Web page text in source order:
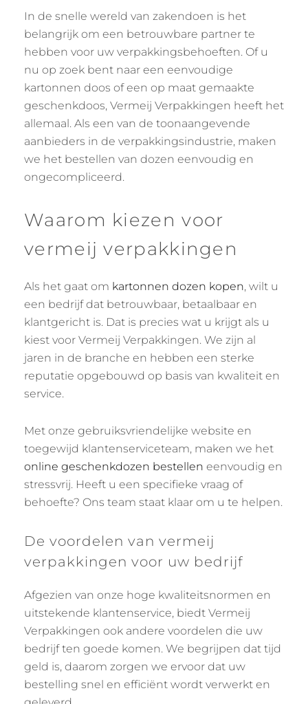
In de snelle wereld van zakendoen is het
belangrijk om een betrouwbare partner te
hebben voor uw verpakkingsbehoeften. Of u
nu op zoek bent naar een eenvoudige
kartonnen doos of een op maat gemaakte
geschenkdoos, Vermeij Verpakkingen heeft het
allemaal. Als een van de toonaangevende
aanbieders in de verpakkingsindustrie, maken
we het bestellen van dozen eenvoudig en
ongecompliceerd.
Waarom kiezen voor
vermeij verpakkingen
Als het gaat om kartonnen dozen kopen, wilt u
een bedrijf dat betrouwbaar, betaalbaar en
klantgericht is. Dat is precies wat u krijgt als u
kiest voor Vermeij Verpakkingen. We zijn al
jaren in de branche en hebben een sterke
reputatie opgebouwd op basis van kwaliteit en
service.
Met onze gebruiksvriendelijke website en
toegewijd klantenserviceteam, maken we het
online geschenkdozen bestellen eenvoudig en
stressvrij. Heeft u een specifieke vraag of
behoefte? Ons team staat klaar om u te helpen.
De voordelen van vermeij
verpakkingen voor uw bedrijf
Afgezien van onze hoge kwaliteitsnormen en
uitstekende klantenservice, biedt Vermeij
Verpakkingen ook andere voordelen die uw
bedrijf ten goede komen. We begrijpen dat tijd
geld is, daarom zorgen we ervoor dat uw
bestelling snel en efficiënt wordt verwerkt en